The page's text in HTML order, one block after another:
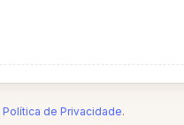
Política de Privacidade.